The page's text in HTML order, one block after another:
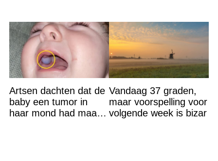
Artsen dachten dat de
baby een tumor in
haar mond had maar
Vandaag 37 graden,
maar voorspelling voor
volgende week is bizar